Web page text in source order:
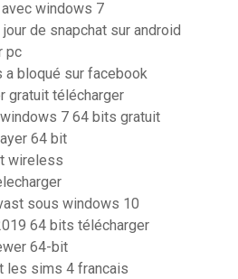
windows 7
de snapchat sur android
pc
a bloqué sur facebook
gratuit télécharger
7 64 bits gratuit
64 bit
wireless
sous windows 10
64 bits télécharger
64-bit
les sims 4 francais